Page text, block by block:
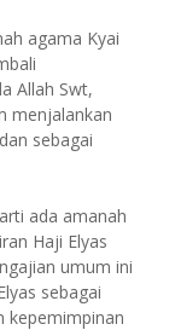
agama Kyai
Allah Swt,
menjalankan
sebagai
ada amanah
Haji Elyas
umum ini
sebagai
kepemimpinan